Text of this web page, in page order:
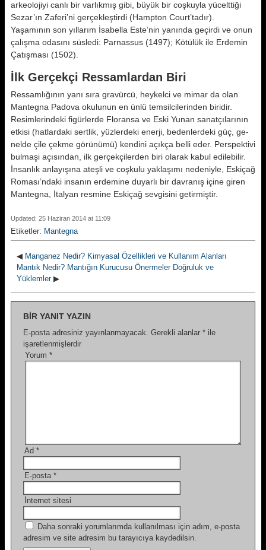
arkeolojiyi canlı bir varlıkmış gibi, büyük bir coş­kuyla yücelttiği
Sezar’ın Zaferi’ni gerçekleştirdi (Hampton Court’tadır).
Yaşamının son yıllarım İsabella Este’nin yanında geçirdi ve onun
çalışma odasını süsledi: Parnassus (1497); Kö­tülük ile Erdemin
Çatışması (1502).
İlk Gerçekçi Ressamlardan Biri
Ressamlığının yanı sıra gravürcü, heykelci ve mimar da olan
Mantegna Padova okulunun en ünlü temsilcile­rinden biridir.
Resimlerindeki figür­lerde Floransa ve Eski Yunan sanat­çılarının
etkisi (hatlardaki sertlik, yüz­lerdeki enerji, bedenlerdeki güç, ge­
nelde çile çekme görünümü) kendini açıkça belli eder. Perspektivi
bulmaşi açısından, ilk gerçekçilerden biri olarak kabul edilebilir.
İnsanlık anla­yışına ateşli ve coşkulu yaklaşımı ne­deniyle, Eskiçağ
Roması’ndaki insanın erdemine duyarlı bir davranış içine giren
Mantegna, İtalyan resmine Es­kiçağ sevgisini getirmiştir.
Updated: 25 Haziran 2014 at 11:09
Etiketler: Mantegna
◀ Manganez Nedir? Kimyasal Özellikleri ve Kullanım Alanları
Mantık Nedir? Mantığın Kurucusu Önermeler Doğruluk ve
Yüklemler▶
BIR YANIT YAZIN
E-posta adresiniz yayınlanmayacak. Gerekli alanlar * ile
işaretlenmişlerdir
Yorum *
Ad *
E-posta *
İnternet sitesi
Daha sonraki yorumlarımda kullanılması için adım, e-posta
adresim ve site adresim bu tarayıcıya kaydedilsin.